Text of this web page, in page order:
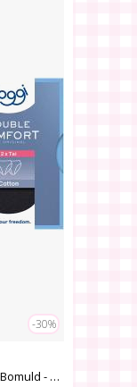
-30%
Sloggi Double Comfort Tai trusse - Bomuld - 2 Pak